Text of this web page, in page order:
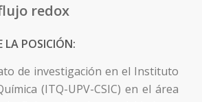
redox
LA POSICIÓN:
de investigación en el Instituto
(ITQ-UPV-CSIC) en el área